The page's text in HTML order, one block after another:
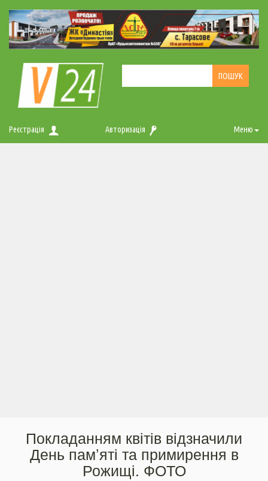
Реєстрація Авторизація Меню
Покладанням квітів відзначили
День пам’яті та примирення в
Рожищі. ФОТО